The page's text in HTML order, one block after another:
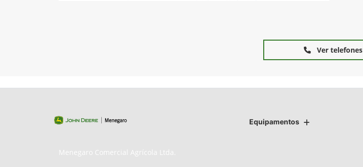
Ver telefones
Equipamentos
Menegaro Comercial Agrícola Ltda.